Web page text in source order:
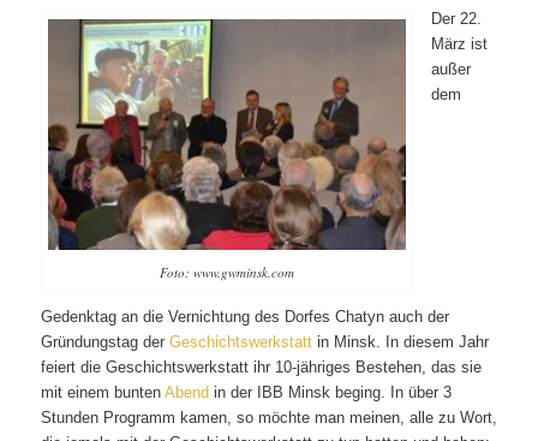
Foto: www.gwminsk.com
Der 22.
März ist
außer
dem
Gedenktag an die Vernichtung des Dorfes Chatyn auch der
Gründungstag der Geschichtswerkstatt in Minsk. In diesem Jahr
feiert die Geschichtswerkstatt ihr 10-jähriges Bestehen, das sie
mit einem bunten Abend in der IBB Minsk beging. In über 3
Stunden Programm kamen, so möchte man meinen, alle zu Wort,